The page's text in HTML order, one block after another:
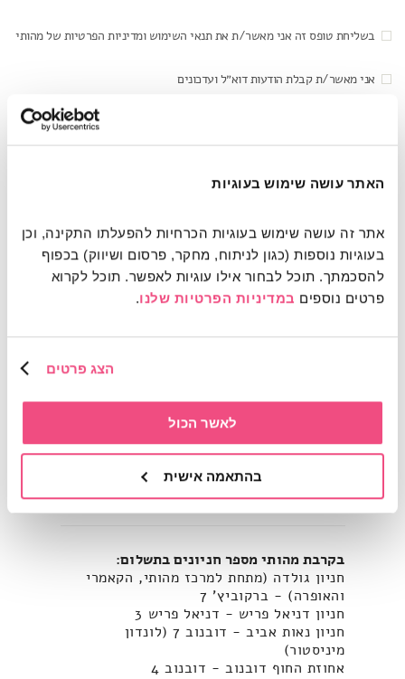
האתר עושה שימוש בעוגיות
פרטים נוספים במדיניות הפרטיות שלנו.
הצג פרטים
לאשר הכול
בהתאמה אישית
בשליחת טופס זה אני מאשר/ת את תנאי השימוש ומדיניות הפרטיות של מהותי
אני מאשר/ת קבלת הודעות דוא״ל ועדכונים
This site is protected by reCAPTCHA and the Google
כתובתנו: שד' שאול המלך 21, תל אביב (מול
רחבת הקאמרי)
שעות פתיחה: א-ה, מ-10:00 עד 20:00.
03-7181333או באימייל:info@mahuti.co.il
03-7181333או באימייל:
support@mahuti.co.il, בימים א-ה בין
השעות 09:00-15:00
בקרבת מהותי מספר חניונים בתשלום:
חניון גולדה (מתחת למרכז מהותי, הקאמרי
והאופרה) - ברקוביץ' 7
חניון דניאל פריש - דניאל פריש 3
חניון נאות אביב - דובנוב 7 (לונדון
מיניסטור)
אחוזת החוף דובנוב - דובנוב 4